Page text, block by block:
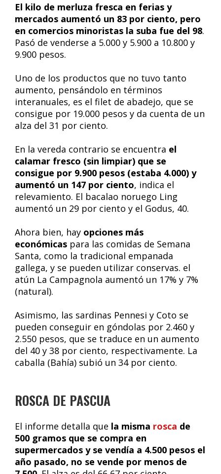
El kilo de merluza fresca en ferias y
mercados aumentó un 83 por ciento, pero
en comercios minoristas la suba fue del 98.
Pasó de venderse a 5.000 y 5.900 a 10.800 y
9.900 pesos.
Uno de los productos que no tuvo tanto
aumento, pensándolo en términos
interanuales, es el filet de abadejo, que se
consigue por 19.000 pesos y da cuenta de un
alza del 31 por ciento.
En la vereda contrario se encuentra el
calamar fresco (sin limpiar) que se
consigue por 9.900 pesos (estaba 4.000) y
aumentó un 147 por ciento, indica el
relevamiento. El bacalao noruego Ling
aumentó un 29 por ciento y el Godus, 40.
Ahora bien, hay opciones más
económicas para las comidas de Semana
Santa, como la tradicional empanada
gallega, y se pueden utilizar conservas. el
atún La Campagnola aumentó un 17% y 7%
(natural).
Asimismo, las sardinas Pennesi y Coto se
pueden conseguir en góndolas por 2.460 y
2.550 pesos, que se traduce en un aumento
del 40 y 38 por ciento, respectivamente. La
caballa (Bahía) subió un 34 por ciento.
ROSCA DE PASCUA
El informe detalla que la misma rosca de
500 gramos que se compra en
supermercados y se vendía a 4.500 pesos el
año pasado, no se vende por menos de